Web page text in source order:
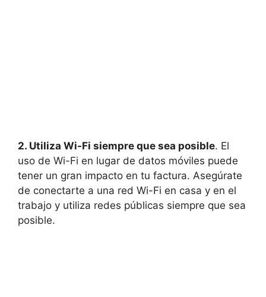
2. Utiliza Wi-Fi siempre que sea posible. El
uso de Wi-Fi en lugar de datos móviles puede
tener un gran impacto en tu factura. Asegúrate
de conectarte a una red Wi-Fi en casa y en el
trabajo y utiliza redes públicas siempre que sea
posible.